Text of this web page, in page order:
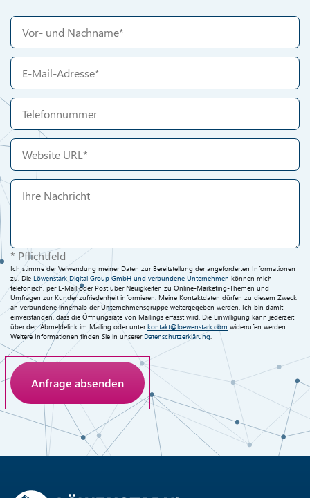
* Pflichtfeld
Ich stimme der Verwendung meiner Daten zur Bereitstellung der angeforderten Informationen
zu. Die Löwenstark Digital Group GmbH und verbundene Unternehmen können mich
telefonisch, per E-Mail oder Post über Neuigkeiten zu Online-Marketing-Themen und
Umfragen zur Kundenzufriedenheit informieren. Meine Kontaktdaten dürfen zu diesem Zweck
an verbundene innerhalb der Unternehmensgruppe weitergegeben werden. Ich bin damit
einverstanden, dass die Öffnungsrate von Mailings erfasst wird. Die Einwilligung kann jederzeit
über den Abmeldelink im Mailing oder unterkontakt@loewenstark.com widerrufen werden.
Weitere Informationen finden Sie in unserer Datenschutzerklärung
Anti-Roboter-Verifizierung
Hier klicken